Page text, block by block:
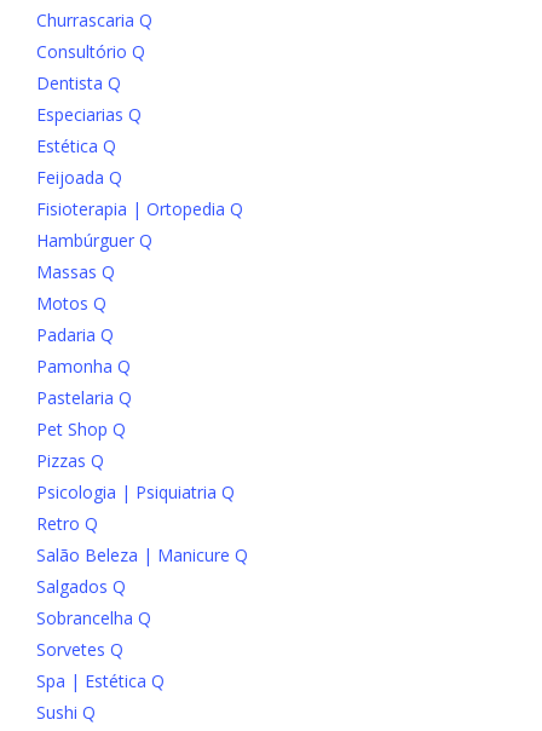
Churrascaria Q
Consultório Q
Dentista Q
Especiarias Q
Estética Q
Feijoada Q
Fisioterapia | Ortopedia Q
Hambúrguer Q
Massas Q
Motos Q
Padaria Q
Pamonha Q
Pastelaria Q
Pet Shop Q
Pizzas Q
Psicologia | Psiquiatria Q
Retro Q
Salão Beleza | Manicure Q
Salgados Q
Sobrancelha Q
Sorvetes Q
Spa | Estética Q
Sushi Q